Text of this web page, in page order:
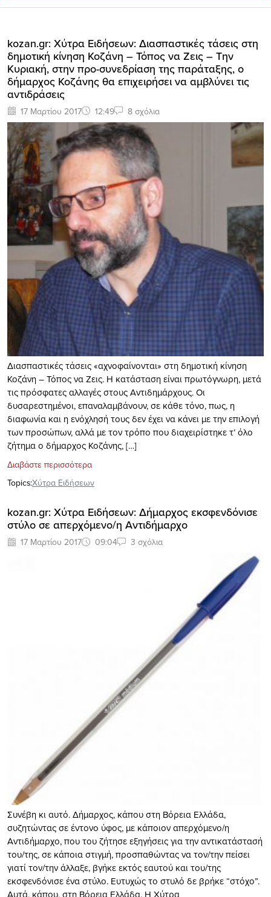
kozan.gr: Xύτρα Ειδήσεων: Διασπαστικές τάσεις στη
δημοτική κίνηση Κοζάνη – Τόπος να Ζεις – Την
Κυριακή, στην προ-συνεδρίαση της παράταξης, ο
δήμαρχος Κοζάνης θα επιχειρήσει να αμβλύνει τις
αντιδράσεις
17 Μαρτίου 2017 12:49 8 σχόλια
Διασπαστικές τάσεις «αχνοφαίνονται» στη δημοτική κίνηση
Κοζάνη – Τόπος να Ζεις. Η κατάσταση είναι πρωτόγνωρη, μετά
τις πρόσφατες αλλαγές στους Αντιδημάρχους. Οι
δυσαρεστημένοι, επαναλαμβάνουν, σε κάθε τόνο, πως, η
διαφωνία και η ενόχλησή τους δεν έχει να κάνει με την επιλογή
των προσώπων, αλλά με τον τρόπο που διαχειρίστηκε τ’ όλο
ζήτημα ο δήμαρχος Κοζάνης, […]
Διαβάστε περισσότερα
Topics:Xύτρα Ειδήσεων
kozan.gr: Χύτρα Ειδήσεων: Δήμαρχος εκσφενδόνισε
στύλο σε απερχόμενο/η Αντιδήμαρχο
17 Μαρτίου 2017 09:04 3 σχόλια
Συνέβη κι αυτό. Δήμαρχος, κάπου στη Βόρεια Ελλάδα,
συζητώντας σε έντονο ύφος, με κάποιον απερχόμενο/η
Αντιδήμαρχο, που του ζήτησε εξηγήσεις για την αντικατάστασή
του/της, σε κάποια στιγμή, προσπαθώντας να τον/την πείσει
γιατί τον/την άλλαξε, βγήκε εκτός εαυτού και του/της
εκσφενδόνισε ένα στύλο. Ευτυχώς το στυλό δε βρήκε “στόχο”.
Αυτά, κάπου, στη Βόρεια Ελλάδα. Η Χύτρα